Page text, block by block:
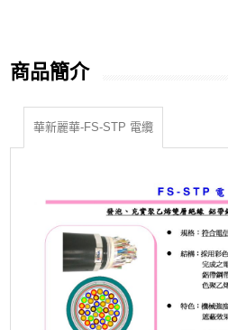
商品簡介
華新麗華-FS-STP 電纜